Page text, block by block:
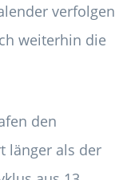
verfolgen
weiterhin die
den
länger als der